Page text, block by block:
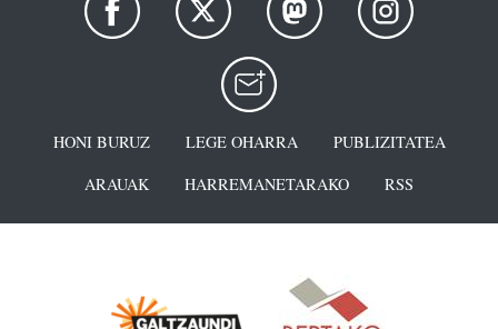
HONI BURUZ LEGE OHARRA
PUBLIZITATEA
ARAUAK
HARREMANETARAKO RSS